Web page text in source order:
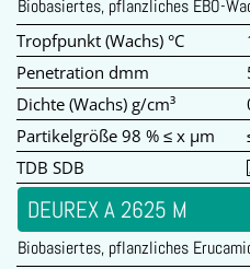
Biobasiertes, pflanzliches EBO-
Tropfpunkt (Wachs) °C
Penetration dmm
Dichte (Wachs) g/cm³
Partikelgröße 98 % ≤ x µm
TDB SDB
DEUREX A 2625 M
Biobasiertes, pflanzliches